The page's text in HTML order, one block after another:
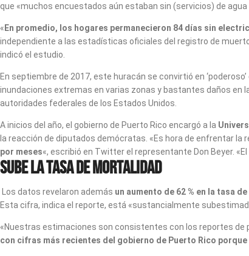
que «muchos encuestados aún estaban sin (servicios) de agua
« En promedio, los hogares permanecieron 84 días sin
independiente a las estadísticas oficiales del registro de
indicó el estudio.
En septiembre de 2017, este huracán se convirtió en
inundaciones extremas en varias zonas y bastantes daños en
autoridades federales de los Estados Unidos.
A inicios del año, el gobierno de Puerto Rico encargó a la
la reacción de diputados demócratas. «Es hora de enfrentar la
por meses«, escribió en Twitter el representante Don Beyer.
Sube la tasa de mortalidad
Los datos revelaron además un aumento de 62 % en la tasa
Esta cifra, indica el reporte, está «sustancialmente
«Nuestras estimaciones son consistentes con los reportes de
con cifras más recientes del gobierno de Puerto Rico